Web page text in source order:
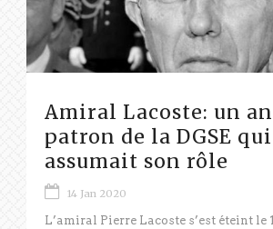
Amiral Lacoste: un
patron de la DGSE qui
assumait son rôle
14 Jan 2020
L’amiral Pierre Lacoste s’est éteint le